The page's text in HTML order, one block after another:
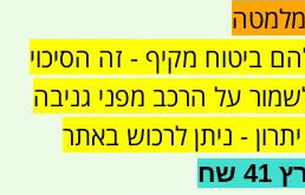
ביטוח מקיף - זה הסיכוי
על הרכב מפני גניבה
- ניתן לרכוש באתר